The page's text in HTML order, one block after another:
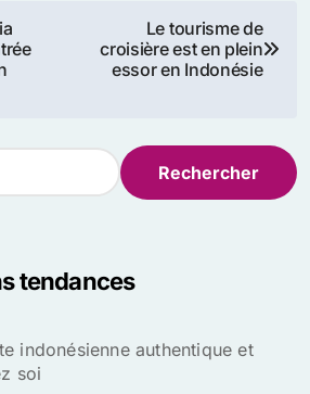
Le tourisme de
croisière est en plein
essor en Indonésie
tendances
indonésienne authentique et
soi